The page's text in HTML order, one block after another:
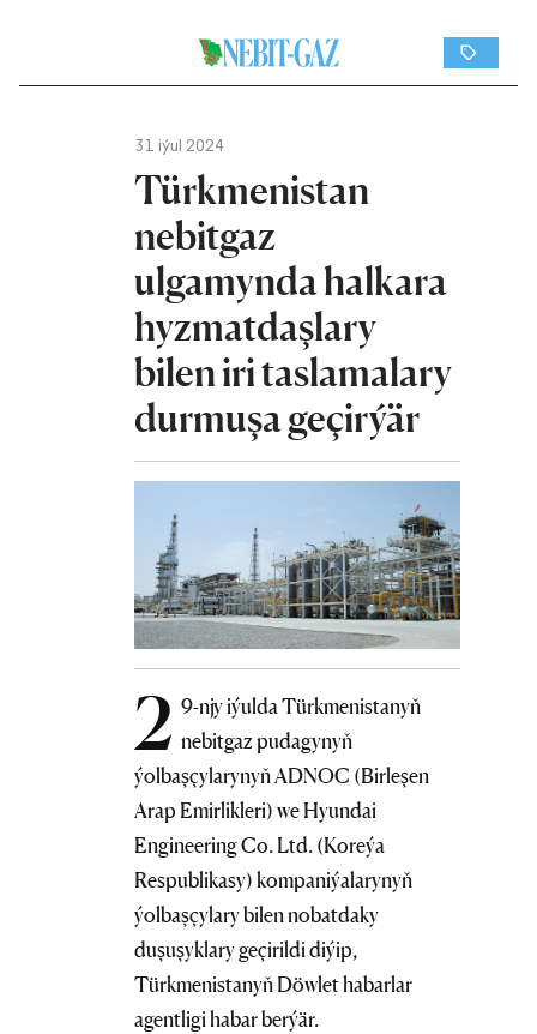
31 iýul 2024
Türkmenistan
nebitgaz
ulgamynda halkara
hyzmatdaşlary
bilen iri taslamalary
durmuşa geçirýär
2 9-njy iýulda Türkmenistanyň
nebitgaz pudagynyň
ýolbaşçylarynyň ADNOC (Birleşen
Arap Emirlikleri) we Hyundai
Engineering Co. Ltd. (Koreýa
Respublikasy) kompaniýalarynyň
ýolbaşçylary bilen nobatdaky
duşuşyklary geçirildi diýip,
Türkmenistanyň Döwlet habarlar
agentligi habar berýär.